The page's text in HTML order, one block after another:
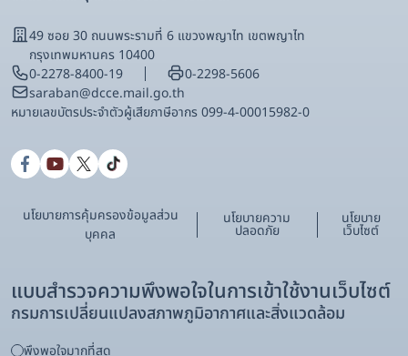
49 ซอย 30 ถนนพระรามที่ 6 แขวงพญาไท เขตพญาไท
กรุงเทพมหานคร 10400
0-2278-8400-19
0-2298-5606
saraban@dcce.mail.go.th
หมายเลขบัตรประจําตัวผู้เสียภาษีอากร 099-4-00015982-0
นโยบายการคุ้มครองข้อมูลส่วน
บุคคล
นโยบายความ
ปลอดภัย
นโยบาย
เว็บไซต์
แบบสำรวจความพึงพอใจในการเข้าใช้งานเว็บไซต์
กรมการเปลี่ยนแปลงสภาพภูมิอากาศและสิ่งแวดล้อม
พึงพอใจมากที่สุด